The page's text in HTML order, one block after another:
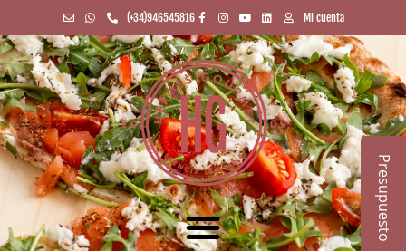
(+34)946545816 Mi cuenta
Presupuesto